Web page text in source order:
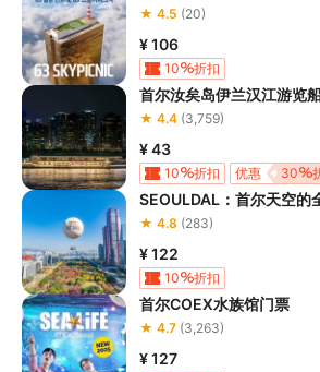
★ 4.5 (20)
¥ 106
10 折扣
首尔汝矣岛伊兰汉江游览
★ 4.4 (3,759)
¥ 43
10 折扣 30
优惠
SEOULDAL：首尔天空的
★ 4.8 (283)
¥ 122
10 折扣
首尔COEX水族馆门票
★ 4.7 (3,263)
¥ 127